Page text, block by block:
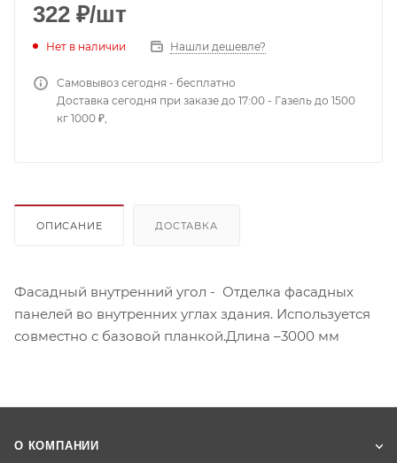
322 ₽/шт
Нет в наличии Нашли дешевле?
Самовывоз сегодня - бесплатно
Доставка сегодня при заказе до 17:00 - Газель до 1500
кг 1000 ₽,
ОПИСАНИЕ ДОСТАВКА
Фасадный внутренний угол - Отделка фасадных
панелей во внутренних углах здания. Используется
совместно с базовой планкой.Длина –3000 мм
О КОМПАНИИ